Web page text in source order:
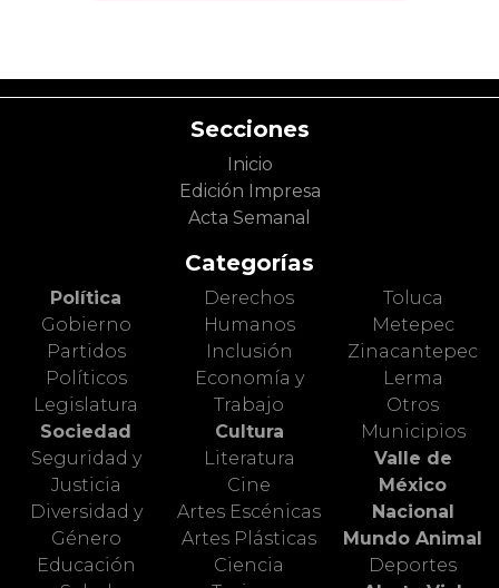
Secciones
Inicio
Edición Impresa
Acta Semanal
Categorías
Política
Gobierno
Partidos
Políticos
Legislatura
Sociedad
Seguridad y
Justicia
Diversidad y
Género
Educación
Derechos
Humanos
Inclusión
Economía y
Trabajo
Cultura
Literatura
Cine
Artes Escénicas
Artes Plásticas
Ciencia
Toluca
Metepec
Zinacantepec
Lerma
Otros
Municipios
Valle de
México
Nacional
Mundo Animal
Deportes